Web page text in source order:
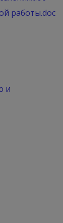
работы.doc
и